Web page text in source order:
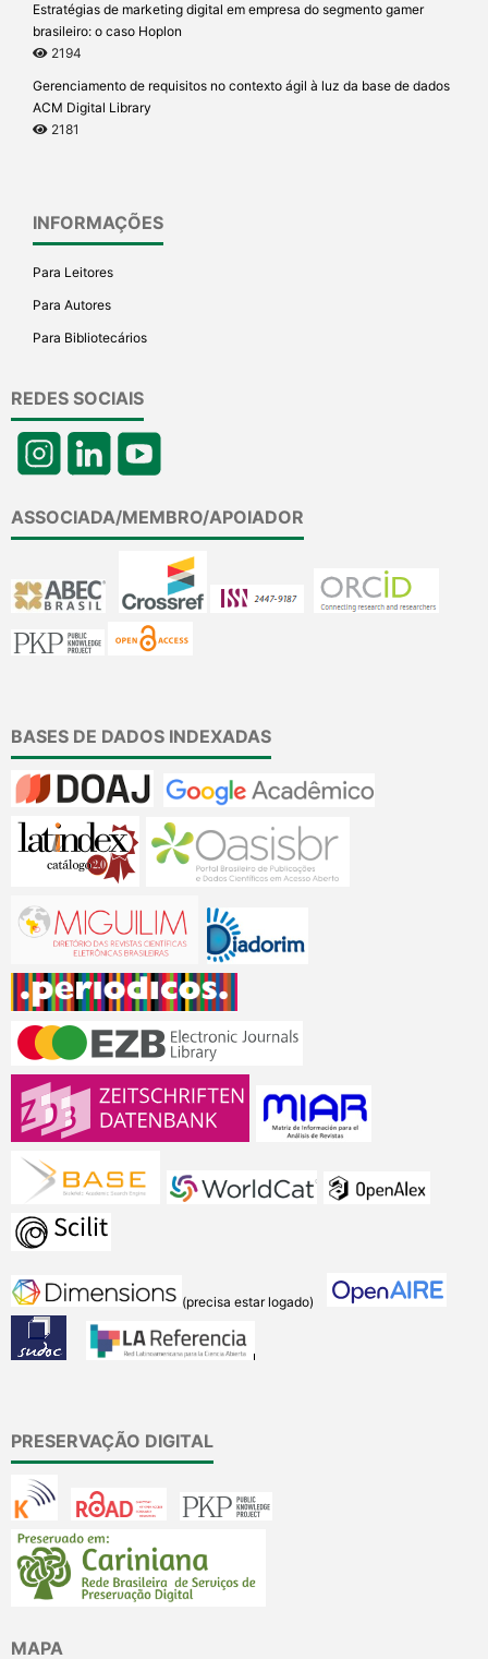
Estratégias de marketing digital em empresa do segmento gamer
brasileiro: o caso Hoplon
2194
Gerenciamento de requisitos no contexto ágil à luz da base de dados
ACM Digital Library
2181
INFORMAÇÕES
Para Leitores
Para Autores
Para Bibliotecários
REDES SOCIAIS
ASSOCIADA/MEMBRO/APOIADOR
BASES DE DADOS INDEXADAS
(precisa estar logado)
PRESERVAÇÃO DIGITAL
MAPA